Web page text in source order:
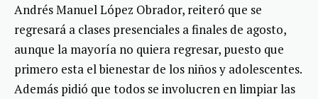
Andrés Manuel López Obrador, reiteró que se
regresará a clases presenciales a finales de agosto,
aunque la mayoría no quiera regresar, puesto que
primero esta el bienestar de los niños y adolescentes.
Además pidió que todos se involucren en limpiar las